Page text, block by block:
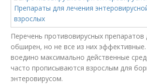
Перечень противовирусных препаратов
обширен, но не все из них
воедино максимально действенные
часто прописываются взрослым для
энтеровирусом.